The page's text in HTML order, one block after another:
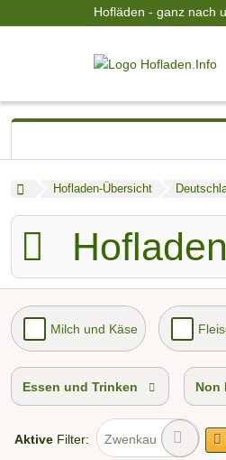
Hofläden - ganz nach
Hofladen-Übersicht
Hofladen
Milch und Käse
Essen und Trinken Non
Aktive Filter: Zwenkau